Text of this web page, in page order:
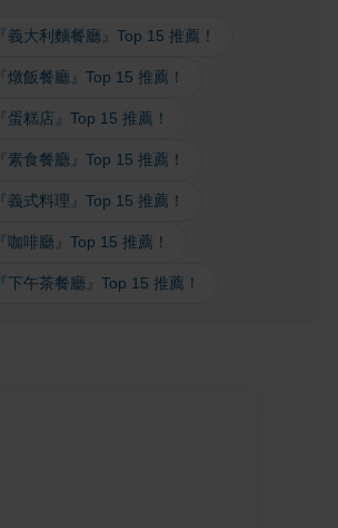
義大利麵餐廳』Top 15 推薦！
燉飯餐廳』Top 15 推薦！
蛋糕店』Top 15 推薦！
素食餐廳』Top 15 推薦！
義式料理』Top 15 推薦！
咖啡廳』Top 15 推薦！
下午茶餐廳』Top 15 推薦！